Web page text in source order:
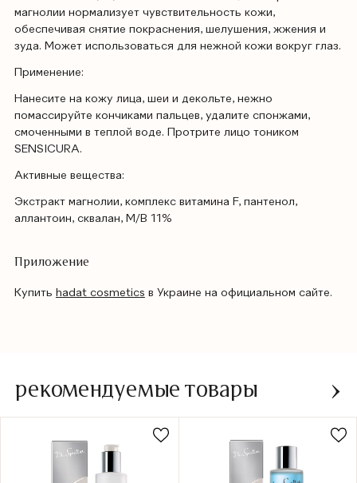
магнолии нормализует чувствительность кожи,
обеспечивая снятие покраснения, шелушения, жжения и
зуда. Может использоваться для нежной кожи вокруг глаз.
Применение:
Нанесите на кожу лица, шеи и декольте, нежно
помассируйте кончиками пальцев, удалите спонжами,
смоченными в теплой воде. Протрите лицо тоником
SENSICURA.
Активные вещества:
Экстракт магнолии, комплекс витамина F, пантенол,
аллантоин, сквалан, М/В 11%
Приложение
Купить hadat cosmetics в Украине на официальном сайте.
рекомендуемые товары